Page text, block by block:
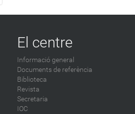
El centre
Informació general
Documents de referència
Biblioteca
Revista
Secretaria
IOC